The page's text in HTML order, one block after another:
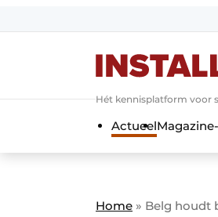
Algemene
Banner
Bedrijven
Bedrijven
Evenement
Hét kennisplatform voor
Actueel
Home » Belg houdt